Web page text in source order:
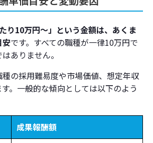
たり10万円〜」という金額は、あくま
安です。すべての職種が一律10万円で
ありません。
の採用難易度や市場価値、想定年収
。一般的な傾向としては以下のよう
成果報酬額